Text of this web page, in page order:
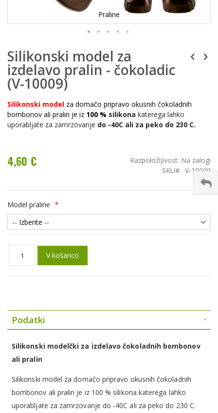
Praline
Silikonski model za
izdelavo pralin - čokoladic
(V-10009)
Silikonski model za domačo pripravo okusnih čokoladnih
bombonov ali pralin je iz 100 % silikona katerega lahko
uporabljate za zamrzovanje do -40C ali za peko do 230 C.
4,60 € Razpoložljivost: Na zalogi
SKU
V-10009
Model praline
V košarico
Podatki
Silikonski modelčki za izdelavo čokoladnih bombonov
ali pralin
Silikonski model za domačo pripravo okusnih čokoladnih
bombonov ali pralin je iz 100 % silikona katerega lahko
uporabljate za zamrzovanje do -40C ali za peko do 230 C.